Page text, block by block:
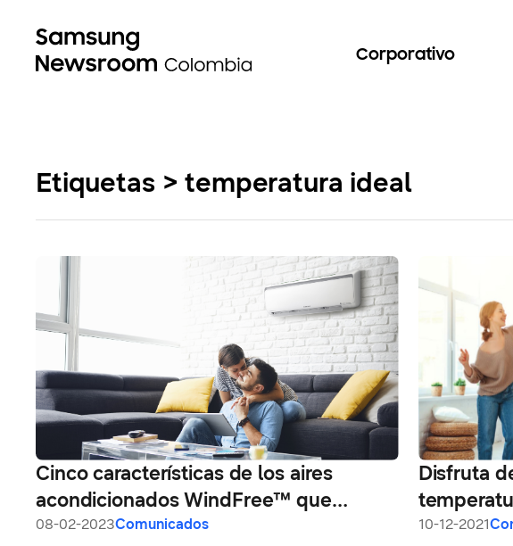
Corporativo
Etiquetas > temperatura ideal
Cinco características de los aires
acondicionados WindFree™ que
mejorarán tu calidad de vida
08-02-2023Comunicados
Disfruta
10-12-2021